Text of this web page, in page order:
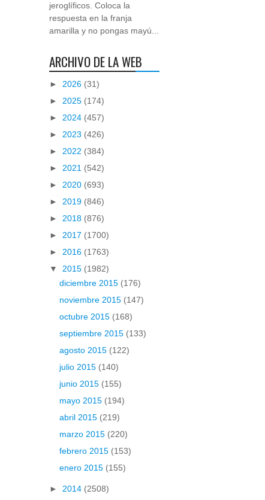
jeroglíficos. Coloca la
respuesta en la franja
amarilla y no pongas mayú...
ARCHIVO DE LA WEB
► 2026 (31)
► 2025 (174)
► 2024 (457)
► 2023 (426)
► 2022 (384)
► 2021 (542)
► 2020 (693)
► 2019 (846)
► 2018 (876)
► 2017 (1700)
► 2016 (1763)
▼ 2015 (1982)
diciembre 2015 (176)
noviembre 2015 (147)
octubre 2015 (168)
septiembre 2015 (133)
agosto 2015 (122)
julio 2015 (140)
junio 2015 (155)
mayo 2015 (194)
abril 2015 (219)
marzo 2015 (220)
febrero 2015 (153)
enero 2015 (155)
► 2014 (2508)